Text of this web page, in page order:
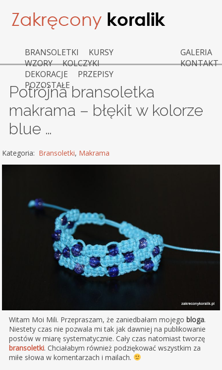
BRANSOLETKI
KURSY
WZORY
KOLCZYKI
DEKORACJE
PRZEPISY
POZOSTAŁE
GALERIA
KONTAKT
Potrójna bransoletka
makrama – błękit w kolorze
blue …
Kategoria: Bransoletki, Makrama
Witam Moi Mili. Przepraszam, że zaniedbałam mojego bloga.
Niestety czas nie pozwala mi tak jak dawniej na publikowanie
postów w miarę systematycznie. Cały czas natomiast tworzę
bransoletki. Chciałabym również podziękować wszystkim za
miłe słowa w komentarzach i mailach.